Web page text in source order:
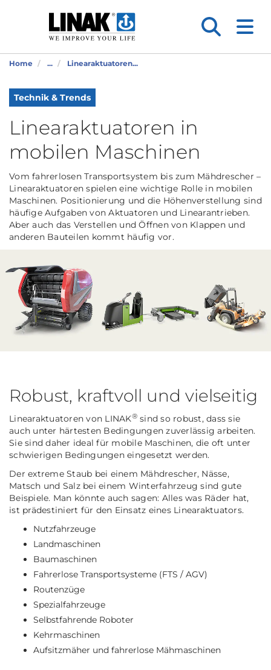
Home ... Linearaktuatoren...
Technik & Trends
Linearaktuatoren in
mobilen Maschinen
Vom fahrerlosen Transportsystem bis zum Mähdrescher –
Linearaktuatoren spielen eine wichtige Rolle in mobilen
Maschinen. Positionierung und die Höhenverstellung sind
häufige Aufgaben von Aktuatoren und Linearantrieben.
Aber auch das Verstellen und Öffnen von Klappen und
anderen Bauteilen kommt häufig vor.
Robust, kraftvoll und vielseitig
Linearaktuatoren von LINAK®sind so robust, dass sie
auch unter härtesten Bedingungen zuverlässig arbeiten.
Sie sind daher ideal für mobile Maschinen, die oft unter
schwierigen Bedingungen eingesetzt werden.
Der extreme Staub bei einem Mähdrescher, Nässe,
Matsch und Salz bei einem Winterfahrzeug sind gute
Beispiele. Man könnte auch sagen: Alles was Räder hat,
ist prädestiniert für den Einsatz eines Linearaktuators.
Nutzfahrzeuge
Landmaschinen
Baumaschinen
Fahrerlose Transportsysteme (FTS / AGV)
Routenzüge
Spezialfahrzeuge
Selbstfahrende Roboter
Kehrmaschinen
Aufsitzmäher und fahrerlose Mähmaschinen